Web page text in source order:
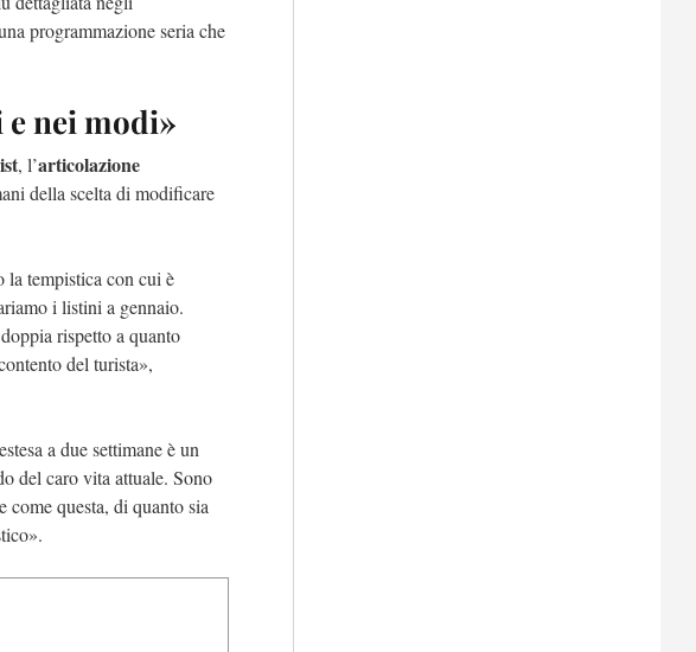
programmazione seria che
nei modi»
, l’articolazione
della scelta di modificare
la tempistica con cui è
i listini a gennaio.
rispetto a quanto
del turista»,
a due settimane è un
del caro vita attuale. Sono
come questa, di quanto sia